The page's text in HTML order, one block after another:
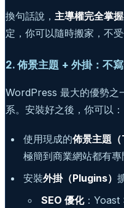
換句話說， 主導權完全掌
定，你可以隨時搬家，不受
2. 佈景主題 + 外掛：不
WordPress 最大的優勢之
系。安裝好之後，你可以：
使用現成的佈景主題（
極簡到商業網站都有
安裝外掛（Plugins）
SEO 優化：Yoast